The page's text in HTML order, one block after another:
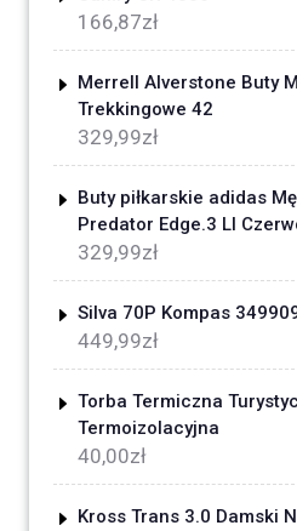
166,87zł
Merrell Alverstone Buty
Trekkingowe 42
329,99zł
Buty piłkarskie adidas
Predator Edge.3 Ll
329,99zł
Silva 70P Kompas
449,99zł
Torba Termiczna
Termoizolacyjna
40,00zł
Kross Trans 3.0 Damski